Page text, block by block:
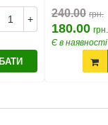
+ 240.00 грн.
180.00 грн.
Є в наявності